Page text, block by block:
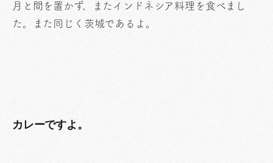
月と間を置かず、またインドネシア料理を食べまし
た。また同じく茨城であるよ。
カレーですよ。